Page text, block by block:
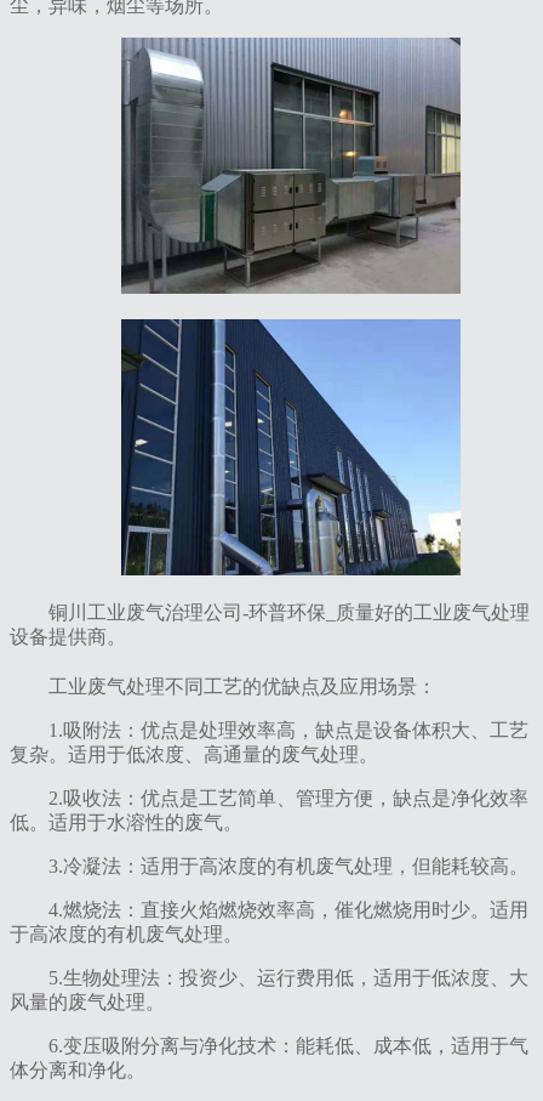
尘，异味，烟尘等场所。
铜川工业废气治理公司-环普环保_质量好的工业废气处理
设备提供商。
工业废气处理不同工艺的优缺点及应用场景‌：
‌1.吸附法‌：优点是处理效率高，缺点是设备体积大、工艺
复杂。适用于低浓度、高通量的废气处理。
‌2.吸收法‌：优点是工艺简单、管理方便，缺点是净化效率
低。适用于水溶性的废气。
3.‌冷凝法‌：适用于高浓度的有机废气处理，但能耗较高。
4.‌燃烧法‌：直接火焰燃烧效率高，催化燃烧用时少。适用
于高浓度的有机废气处理。
‌5.生物处理法‌：投资少、运行费用低，适用于低浓度、大
风量的废气处理。
‌6.变压吸附分离与净化技术‌：能耗低、成本低，适用于气
体分离和净化。